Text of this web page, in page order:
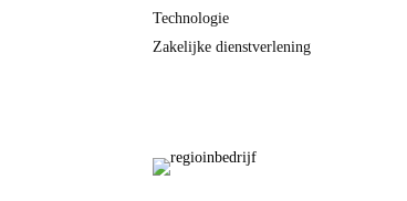
Technologie
Zakelijke dienstverlening